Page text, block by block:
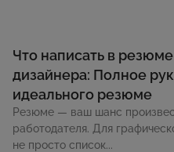
Что написать в
дизайнера: Полное
идеального резюме
Резюме — ваш шанс
работодателя. Для
не просто список...